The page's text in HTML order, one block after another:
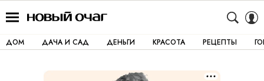
ДОМ ДАЧА И САД ДЕНЬГИ КРАСОТА РЕЦЕПТЫ